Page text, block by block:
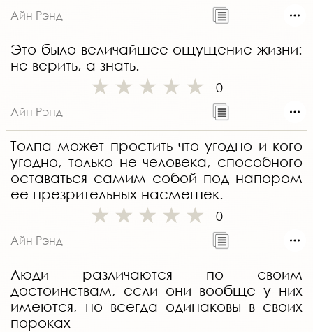
Айн Рэнд
Это было величайшее ощущение жизни:
не верить, а знать.
0
Айн Рэнд
Толпа может простить что угодно и кого
угодно, только не человека, способного
оставаться самим собой под напором
ее презрительных насмешек.
0
Айн Рэнд
Люди различаются по своим
достоинствам, если они вообще у них
имеются, но всегда одинаковы в своих
пороках